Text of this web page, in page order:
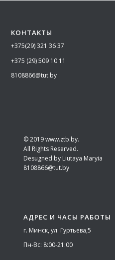
КОНТАКТЫ
+375(29) 321 36 37
+375 (29) 509 10 11
8108866@tut.by
©2019www.ztb.by.
All Rights Reserved.
Desugned by Liutaya Maryia
8108866@tut.by
АДРЕС И ЧАСЫ РАБОТЫ
г. Минск, ул. Гуртьева,5
Пн-Вс: 8:00-21:00